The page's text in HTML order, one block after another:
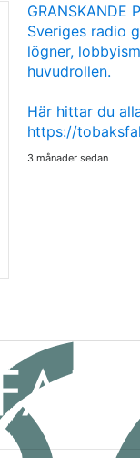
GRANSKANDE
Sveriges radio
lögner,
huvudrollen.
Här hittar du
https://
3 månader sedan